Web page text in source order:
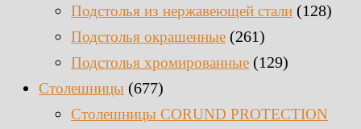
Подстолья из нержавеющей стали (128)
Подстолья окрашенные (261)
Подстолья хромированные (129)
Столешницы (677)
Столешницы CORUND PROTECTION